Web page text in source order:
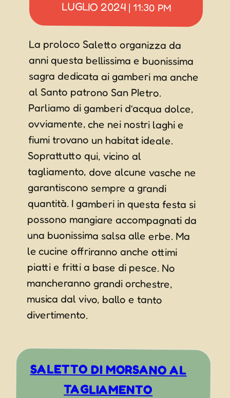
LUGLIO 2024 | 11:30 PM
La proloco Saletto organizza da
anni questa bellissima e buonissima
sagra dedicata ai gamberi ma anche
al Santo patrono San PIetro.
Parliamo di gamberi d’acqua dolce,
ovviamente, che nei nostri laghi e
fiumi trovano un habitat ideale.
Soprattutto qui, vicino al
tagliamento, dove alcune vasche ne
garantiscono sempre a grandi
quantità. I gamberi in questa festa si
possono mangiare accompagnati da
una buonissima salsa alle erbe. Ma
le cucine offriranno anche ottimi
piatti e fritti a base di pesce. No
mancheranno grandi orchestre,
musica dal vivo, ballo e tanto
divertimento.
SALETTO DI MORSANO AL
TAGLIAMENTO